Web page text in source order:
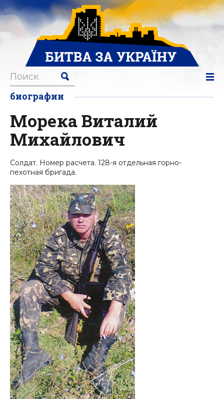
биографии
Морека Виталий
Михайлович
Солдат. Номер расчета. 128-я отдельная горно-
пехотная бригада.